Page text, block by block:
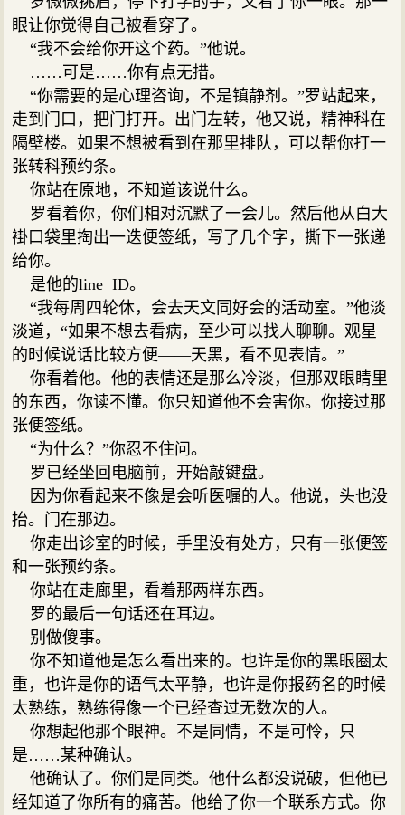
眼让你觉得自己被看穿了。
“我不会给你开这个药。”他说。
……可是……你有点无措。
“你需要的是心理咨询，不是镇静剂。”罗站起来，
走到门口，把门打开。出门左转，他又说，精神科在
隔壁楼。如果不想被看到在那里排队，可以帮你打一
张转科预约条。
你站在原地，不知道该说什么。
罗看着你，你们相对沉默了一会儿。然后他从白大
褂口袋里掏出一迭便签纸，写了几个字，撕下一张递
给你。
是他的line ID。
“我每周四轮休，会去天文同好会的活动室。”他淡
淡道，“如果不想去看病，至少可以找人聊聊。观星
的时候说话比较方便——天黑，看不见表情。”
你看着他。他的表情还是那么冷淡，但那双眼睛里
的东西，你读不懂。你只知道他不会害你。你接过那
张便签纸。
“为什么？”你忍不住问。
罗已经坐回电脑前，开始敲键盘。
因为你看起来不像是会听医嘱的人。他说，头也没
抬。门在那边。
你走出诊室的时候，手里没有处方，只有一张便签
和一张预约条。
你站在走廊里，看着那两样东西。
罗的最后一句话还在耳边。
别做傻事。
你不知道他是怎么看出来的。也许是你的黑眼圈太
重，也许是你的语气太平静，也许是你报药名的时候
太熟练，熟练得像一个已经查过无数次的人。
你想起他那个眼神。不是同情，不是可怜，只
是……某种确认。
他确认了。你们是同类。他什么都没说破，但他已
经知道了你所有的痛苦。他给了你一个联系方式。你